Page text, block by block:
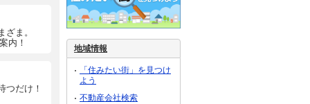
ま。
内！
つだけ！
地域情報
「住みたい街」を見つけ
よう
不動産会社検索